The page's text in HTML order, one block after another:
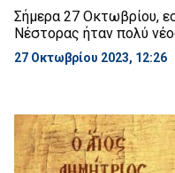
Σήμερα 27 Οκτωβρίου,
Νέστορας ήταν πολύ
και γνώριμος του Αγίου
Νέστορας, λοιπόν,
την υπερηφάνεια του.
του Αγίου Δημητρίου,
27 Οκτωβρίου 2023, 12:26